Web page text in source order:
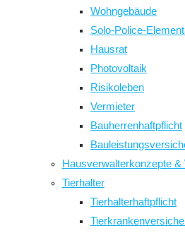
Wohngebäude
Solo-Police-
Hausrat
Photovoltaik
Risikoleben
Vermieter
Bauherrenhaftpflicht
Hausverwalterkonzepte &
Tierhalter
Tierhalterhaftpflicht